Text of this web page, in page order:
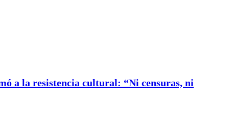
a la resistencia cultural: “Ni censuras, ni